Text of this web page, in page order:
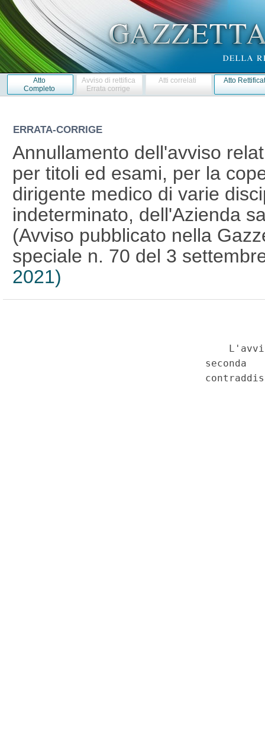
Atto
Completo
Avviso di rettifica
Errata corrige
Atti correlati Atto
ERRATA-CORRIGE
Annullamento dell'avviso
per titoli ed esami, per la
dirigente medico di varie
indeterminato, dell'Azienda
(Avviso pubblicato nella
speciale n. 70 del 3
2021)